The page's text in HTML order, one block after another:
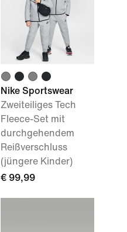
Nike Sportswear
Zweiteiliges Tech
Fleece-Set mit
durchgehendem
Reißverschluss
(jüngere Kinder)
€ 99,99